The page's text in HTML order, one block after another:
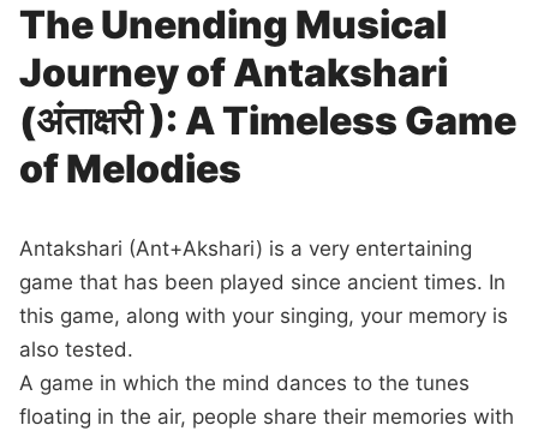
The Unending Musical
Journey of Antakshari
(अंताक्षरी ): A Timeless Game
of Melodies
Antakshari (Ant+Akshari) is a very entertaining
game that has been played since ancient times. In
this game, along with your singing, your memory is
also tested.
A game in which the mind dances to the tunes
floating in the air, people share their memories with